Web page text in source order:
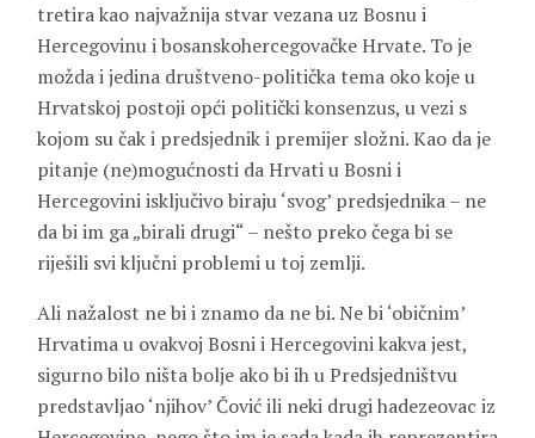
tretira kao najvažnija stvar vezana uz Bosnu i
Hercegovinu i bosanskohercegovačke Hrvate. To je
možda i jedina društveno-politička tema oko koje u
Hrvatskoj postoji opći politički konsenzus, u vezi s
kojom su čak i predsjednik i premijer složni. Kao da je
pitanje (ne)mogućnosti da Hrvati u Bosni i
Hercegovini isključivo biraju ‘svog’ predsjednika – ne
da bi im ga „birali drugi“ – nešto preko čega bi se
riješili svi ključni problemi u toj zemlji.
Ali nažalost ne bi i znamo da ne bi. Ne bi ‘običnim’
Hrvatima u ovakvoj Bosni i Hercegovini kakva jest,
sigurno bilo ništa bolje ako bi ih u Predsjedništvu
predstavljao ‘njihov’ Čović ili neki drugi hadezeovac iz